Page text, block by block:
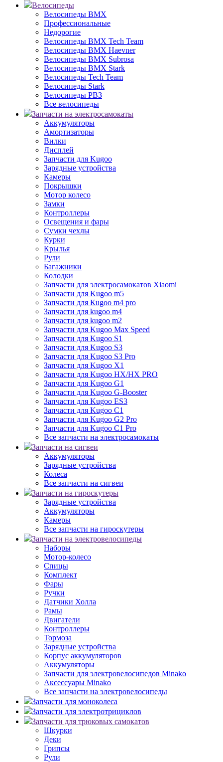
Велосипеды
Велосипеды BMX
Профессиональные
Недорогие
Велосипеды BMX Tech Team
Велосипеды BMX Haevner
Велосипеды BMX Subrosa
Велосипеды BMX Stark
Велосипеды Tech Team
Велосипеды Stark
Велосипеды РВЗ
Все велосипеды
Запчасти на электросамокаты
Аккумуляторы
Амортизаторы
Вилки
Дисплей
Запчасти для Kugoo
Зарядные устройства
Камеры
Покрышки
Мотор колесо
Замки
Контроллеры
Освещения и фары
Сумки чехлы
Курки
Крылья
Рули
Багажники
Колодки
Запчасти для электросамокатов Xiaomi
Запчасти для Kugoo m5
Запчасти для Кugoo m4 pro
Запчасти для kugoo m4
Запчасти для kugoo m2
Запчасти для Kugoo Max Speed
Запчасти для Kugoo S1
Запчасти для Kugoo S3
Запчасти для Kugoo S3 Pro
Запчасти для Kugoo X1
Запчасти для Kugoo HX/HX PRO
Запчасти для Kugoo G1
Запчасти для Kugoo G-Booster
Запчасти для Kugoo ES3
Запчасти для Kugoo C1
Запчасти для Kugoo G2 Pro
Запчасти для Kugoo C1 Pro
Все запчасти на электросамокаты
Запчасти на сигвеи
Аккумуляторы
Зарядные устройства
Колеса
Все запчасти на сигвеи
Запчасти на гироскутеры
Зарядные устройства
Аккумуляторы
Камеры
Все запчасти на гироскутеры
Запчасти на электровелосипеды
Наборы
Мотор-колесо
Спицы
Комплект
Фары
Ручки
Датчики Холла
Рамы
Двигатели
Контроллеры
Тормоза
Зарядные устройства
Корпус аккумуляторов
Аккумуляторы
Запчасти для электровелосипедов Minako
Аксессуары Minako
Все запчасти на электровелосипеды
Запчасти для моноколеса
Запчасти для электротрициклов
Запчасти для трюковых самокатов
Шкурки
Деки
Грипсы
Рули